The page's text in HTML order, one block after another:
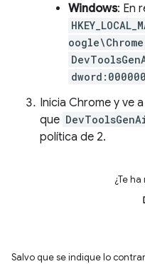
Windows: En
oogle\Chrome
Inicia Chrome y ve
que
política de 2.
¿Te
Salvo que se indique lo